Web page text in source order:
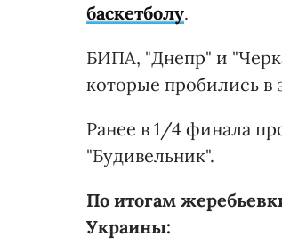
баскетболу.
БИПА, "Днепр" и
которые пробились в
Ранее в 1/4 финала
"Будивельник".
По итогам
Украины: